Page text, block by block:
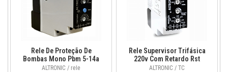
Rele De Proteção De
Bombas Mono Pbm 5-14a
Altronic
ALTRONIC / rele
Rele Supervisor Trifásica
220v Com Retardo Rst
Altronic
ALTRONIC / TC